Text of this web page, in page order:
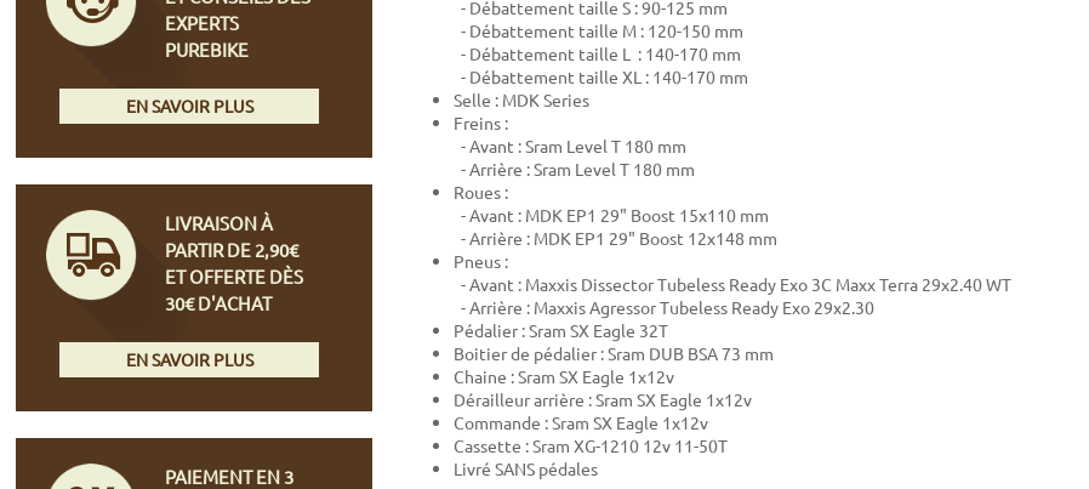
- Débattement taille S : 90-125 mm
- Débattement taille M : 120-150 mm
- Débattement taille L : 140-170 mm
- Débattement taille XL : 140-170 mm
Selle : MDK Series
Freins :
- Avant : Sram Level T 180 mm
- Arrière : Sram Level T 180 mm
Roues :
- Avant : MDK EP1 29" Boost 15x110 mm
- Arrière : MDK EP1 29" Boost 12x148 mm
Pneus :
- Avant : Maxxis Dissector Tubeless Ready Exo 3C Maxx Terra 29x2.40 WT
- Arrière : Maxxis Agressor Tubeless Ready Exo 29x2.30
Pédalier :Sram SX Eagle 32T
Boitier de pédalier : Sram DUB BSA 73 mm
Chaine : Sram SX Eagle 1x12v
Dérailleur arrière : Sram SX Eagle 1x12v
Commande : Sram SX Eagle 1x12v
Cassette : Sram XG-1210 12v 11-50T
Livré SANS pédales
EXPERTS
PUREBIKE
EN SAVOIR PLUS
LIVRAISON À
PARTIR DE 2,90€
ET OFFERTE DÈS
30€ D'ACHAT
EN SAVOIR PLUS
PAIEMENT EN 3